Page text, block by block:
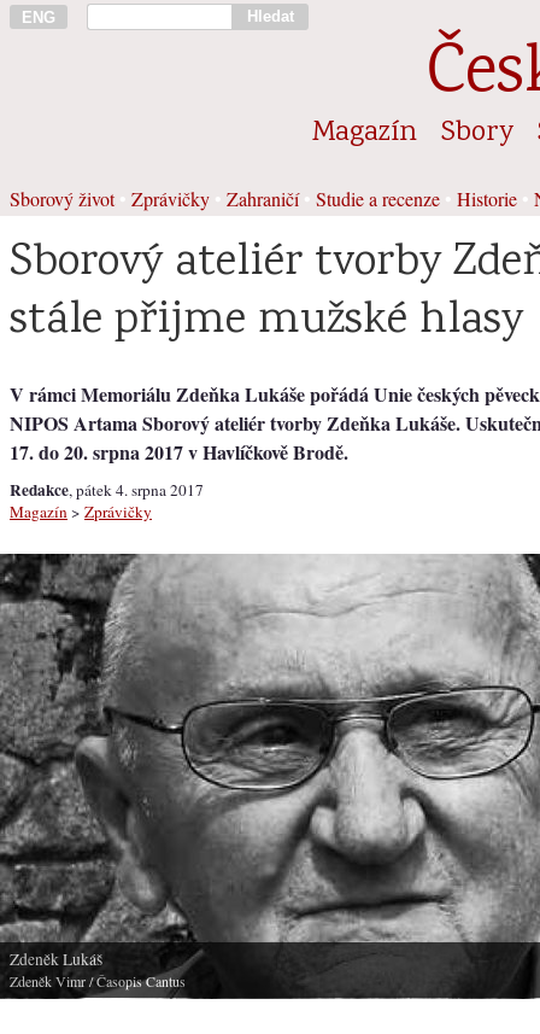
ENG Hledat
Magazín Sbory
Sborový život• Zprávičky Zahraničí• Studie a recenze Historie
Sborový ateliér tvorby
stále přijme mužské hlasy
V rámci Memoriálu Zdeňka Lukáše pořádá Unie českých
NIPOS Artama Sborový ateliér tvorby Zdeňka Lukáše.
17. do 20. srpna 2017 v Havlíčkově Brodě.
Redakce, pátek 4. srpna 2017
Magazín > Zprávičky
Zdeněk Lukáš
Zdeněk Vimr/ Časopis Cantus